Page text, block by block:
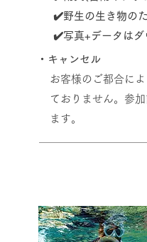
・キャンセル
✔️野生の生き物の
​✔️写真+データはダ
お客様のご都合に
ておりません。参
ます。